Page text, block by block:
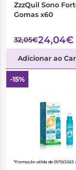
ZzzQuil Sono
Gomas x60
32,05€24,04€
Adicionar ao
-15%
*Promoção válida de 01/10/2025